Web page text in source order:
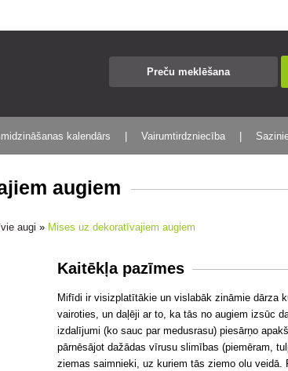
kalendārs Vairumtirdzniecība
augiem
augi » Mises uz dekoratīvajiem augiem
Kaitēkļa pazīmes
Mifīdi ir visizplatītākie un vislabāk zināmie dārza
vairoties, un daļēji ar to, ka tās no augiem izsūc
izdalījumi (ko sauc par medusrasu) piesārņo
pārnēsājot dažādas vīrusu slimības (piemēram,
ziemas saimnieki, uz kuriem tās ziemo olu